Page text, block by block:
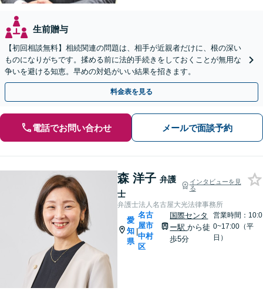
生前贈与
【初回相談無料】相続関連の問題は、相手が近親者だけに、根の深い
ものになりがちです。揉める前に法的手続きをしておくことが無用な
争いを避ける知恵。早めの対処がいい結果を招きます。
料金表を見る
電話でお問い合わせ メールで面談予約
森 洋子 弁護
士
インタビューを見
る
弁護士法人名古屋大光法律事務所
愛
知
県
|
名古
屋市
中村
区
国際センタ
ー駅から徒
歩5分
営業時間：10:0
0~17:00（平
日）